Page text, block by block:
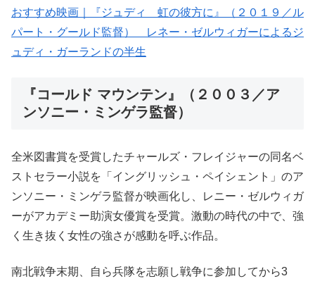
おすすめ映画｜『ジュディ 虹の彼方に』（２０１９／ル
パート・グールド監督） レネー・ゼルウィガーによるジ
ュディ・ガーランドの半生
『コールド マウンテン』（２００３／ア
ンソニー・ミンゲラ監督）
全米図書賞を受賞したチャールズ・フレイジャーの同名ベ
ストセラー小説を「イングリッシュ・ペイシェント」のア
ンソニー・ミンゲラ監督が映画化し、レニー・ゼルウィガ
ーがアカデミー助演女優賞を受賞。激動の時代の中で、強
く生き抜く女性の強さが感動を呼ぶ作品。
南北戦争末期、自ら兵隊を志願し戦争に参加してから3